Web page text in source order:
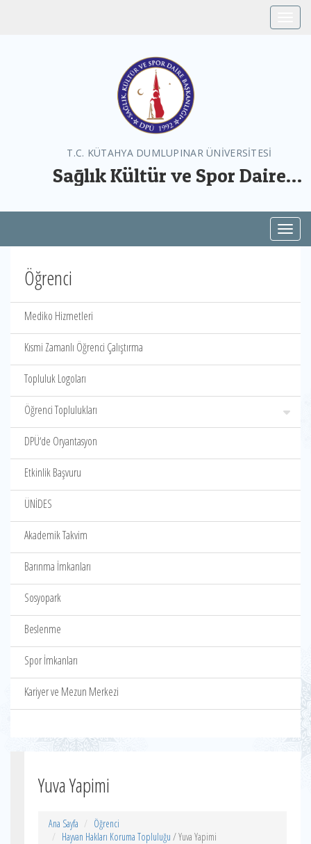
T.C. KÜTAHYA DUMLUPINAR ÜNİVERSİTESİ
Sağlık Kültür ve Spor Daire
Öğrenci
Mediko Hizmetleri
Kısmi Zamanlı Öğrenci Çalıştırma
Topluluk Logoları
Öğrenci Toplulukları
DPÜ‘de Oryantasyon
Etkinlik Başvuru
ÜNİDES
Akademik Takvim
Barınma İmkanları
Sosyopark
Beslenme
Spor İmkanları
Kariyer ve Mezun Merkezi
Yuva Yapimi
Ana Sayfa
Öğrenci
Hayvan Hakları Koruma Topluluğu / Yuva Yapimi